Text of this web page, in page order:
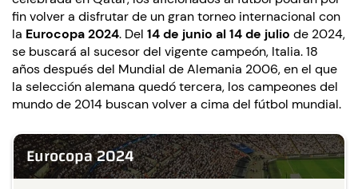
fin volver a disfrutar de un gran torneo internacional con
la Eurocopa 2024. Del 14 de junio al 14 de julio de 2024,
se buscará al sucesor del vigente campeón, Italia. 18
años después del Mundial de Alemania 2006, en el que
la selección alemana quedó tercera, los campeones del
mundo de 2014 buscan volver a cima del fútbol mundial.
Eurocopa 2024